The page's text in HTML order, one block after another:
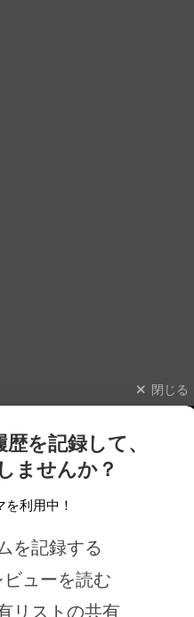
閉じる
を記録して、
ませんか？
利用中！
を記録する
ューを読む
リストの共有
新作・再入荷情報